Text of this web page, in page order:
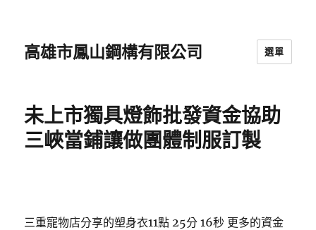
高雄市鳳山鋼構有限公司 選單
未上市獨具燈飾批發資金協助
三峽當鋪讓做團體制服訂製
三重寵物店分享的塑身衣11點 25分 16秒 更多的資金